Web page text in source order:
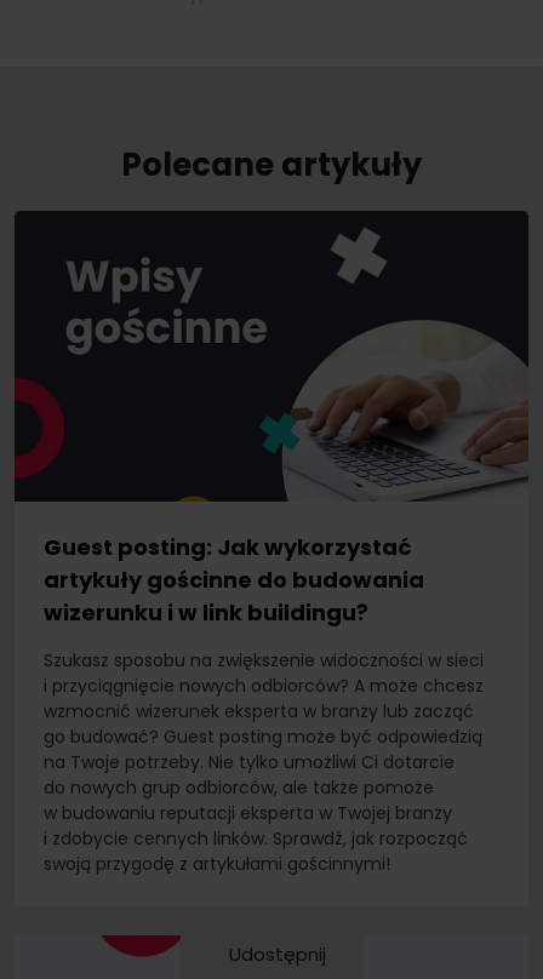
Polecane artykuły
Guest posting: Jak wykorzystać
artykuły gościnne do budowania
wizerunku i w link buildingu?
Szukasz sposobu na zwiększenie widoczności w sieci
i przyciągnięcie nowych odbiorców? A może chcesz
wzmocnić wizerunek eksperta w branży lub zacząć
go budować? Guest posting może być odpowiedzią
na Twoje potrzeby. Nie tylko umożliwi Ci dotarcie
do nowych grup odbiorców, ale także pomoże
w budowaniu reputacji eksperta w Twojej branży
i zdobycie cennych linków. Sprawdź, jak rozpocząć
swoją przygodę z artykułami gościnnymi!
Udostępnij